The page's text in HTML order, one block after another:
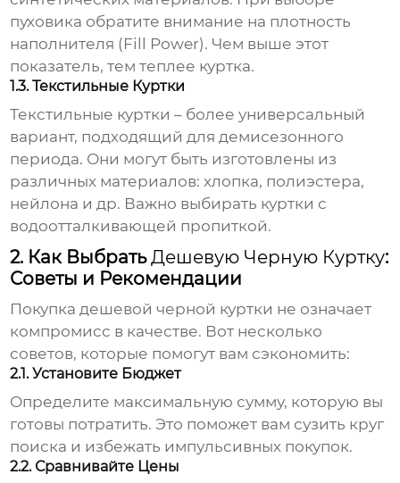
пуховика обратите внимание на плотность
наполнителя (Fill Power). Чем выше этот
показатель, тем теплее куртка.
1.3. Текстильные Куртки
Текстильные куртки – более универсальный
вариант, подходящий для демисезонного
периода. Они могут быть изготовлены из
различных материалов: хлопка, полиэстера,
нейлона и др. Важно выбирать куртки с
водоотталкивающей пропиткой.
2. Как ВыбратьДешевую Черную Куртку:
Советы и Рекомендации
Покупкадешевой черной куртки не означает
компромисс в качестве. Вот несколько
советов, которые помогут вам сэкономить:
2.1. Установите Бюджет
Определите максимальную сумму, которую вы
готовы потратить. Это поможет вам сузить круг
поиска и избежать импульсивных покупок.
2.2. Сравнивайте Цены